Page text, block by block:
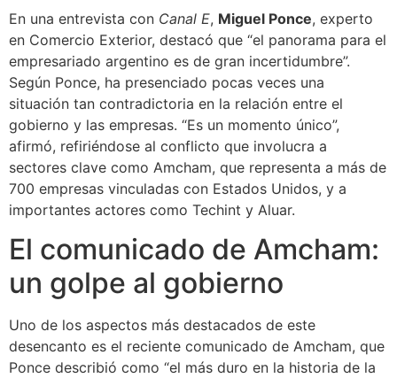
En una entrevista con Canal E, Miguel Ponce, experto
en Comercio Exterior, destacó que “el panorama para el
empresariado argentino es de gran incertidumbre”.
Según Ponce, ha presenciado pocas veces una
situación tan contradictoria en la relación entre el
gobierno y las empresas. “Es un momento único”,
afirmó, refiriéndose al conflicto que involucra a
sectores clave como Amcham, que representa a más de
700 empresas vinculadas con Estados Unidos, y a
importantes actores como Techint y Aluar.
El comunicado de Amcham:
un golpe al gobierno
Uno de los aspectos más destacados de este
desencanto es el reciente comunicado de Amcham, que
Ponce describió como “el más duro en la historia de la